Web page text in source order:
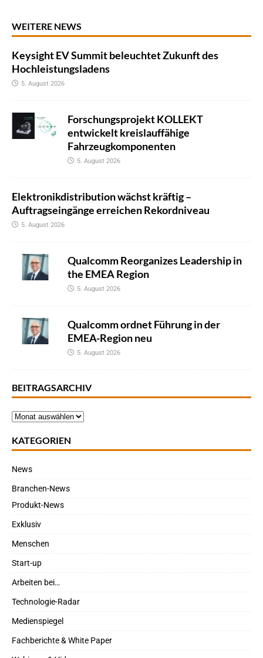
WEITERE NEWS
Keysight EV Summit beleuchtet Zukunft des
Hochleistungsladens
5. August 2026
Forschungsprojekt KOLLEKT
entwickelt kreislauffähige
Fahrzeugkomponenten
5. August 2026
Elektronikdistribution wächst kräftig –
Auftragseingänge erreichen Rekordniveau
5. August 2026
Qualcomm Reorganizes Leadership in
the EMEA Region
5. August 2026
Qualcomm ordnet Führung in der
EMEA-Region neu
5. August 2026
BEITRAGSARCHIV
KATEGORIEN
News
Branchen-News
Produkt-News
Exklusiv
Menschen
Start-up
Arbeiten bei…
Technologie-Radar
Medienspiegel
Fachberichte & White Paper